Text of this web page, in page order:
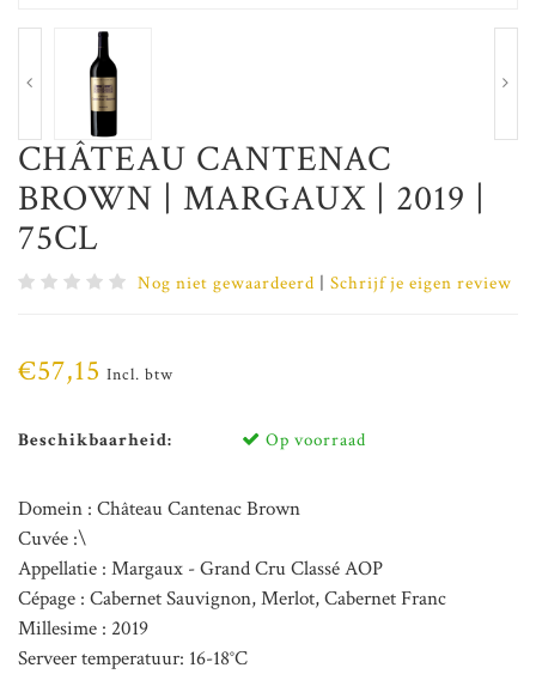
CHÂTEAU CANTENAC
BROWN | MARGAUX | 2019 |
75CL
Nog niet gewaardeerd | Schrijf je eigen review
€57,15 Incl. btw
Beschikbaarheid: Op voorraad
Domein : Château Cantenac Brown
Cuvée :\
Appellatie : Margaux - Grand Cru Classé AOP
Cépage : Cabernet Sauvignon, Merlot, Cabernet Franc
Millesime : 2019
Serveer temperatuur: 16-18°C